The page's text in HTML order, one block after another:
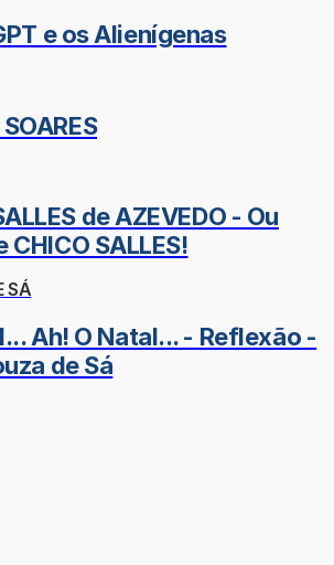
e os Alienígenas
de AZEVEDO - Ou
SALLES!
SÁ
Ah! O Natal... - Reflexão -
de Sá